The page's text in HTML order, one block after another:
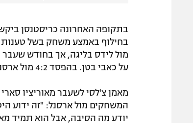
בתקופה האחרונה כריסטנסן
מול לידס בליגה, אך בחודש
על כאבי בטן. בהפסד 4:2 מול ארסנל הבלם ביקש להתחלף במחצית.
המשחקים מול ארסנל: "זה ידוע
יודע מה הסיבה, אבל הוא תמיד